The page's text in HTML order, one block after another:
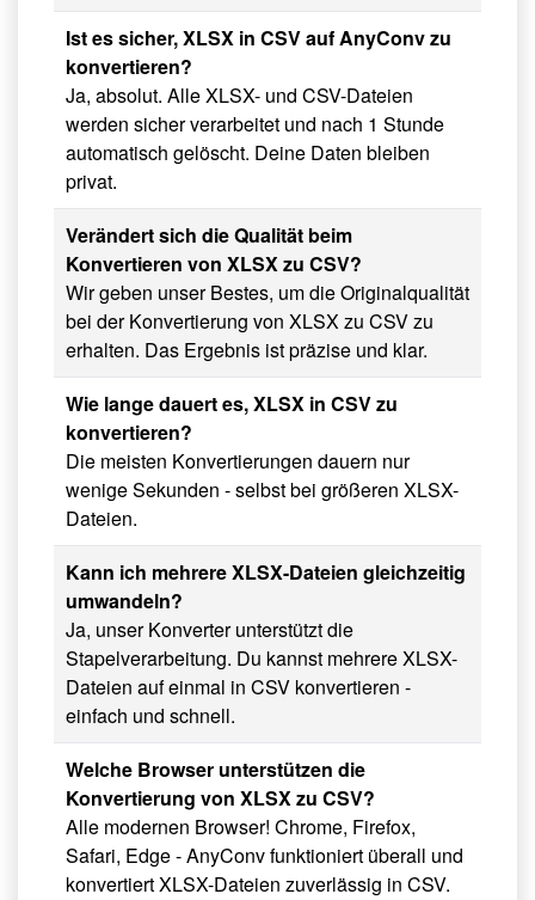
Ist es sicher, XLSX in CSV auf AnyConv zu
konvertieren?
Ja, absolut. Alle XLSX- und CSV-Dateien
werden sicher verarbeitet und nach 1 Stunde
automatisch gelöscht. Deine Daten bleiben
privat.
Verändert sich die Qualität beim
Konvertieren von XLSX zu CSV?
Wir geben unser Bestes, um die Originalqualität
bei der Konvertierung von XLSX zu CSV zu
erhalten. Das Ergebnis ist präzise und klar.
Wie lange dauert es, XLSX in CSV zu
konvertieren?
Die meisten Konvertierungen dauern nur
wenige Sekunden - selbst bei größeren XLSX-
Dateien.
Kann ich mehrere XLSX-Dateien gleichzeitig
umwandeln?
Ja, unser Konverter unterstützt die
Stapelverarbeitung. Du kannst mehrere XLSX-
Dateien auf einmal in CSV konvertieren -
einfach und schnell.
Welche Browser unterstützen die
Konvertierung von XLSX zu CSV?
Alle modernen Browser! Chrome, Firefox,
Safari, Edge - AnyConv funktioniert überall und
konvertiert XLSX-Dateien zuverlässig in CSV.